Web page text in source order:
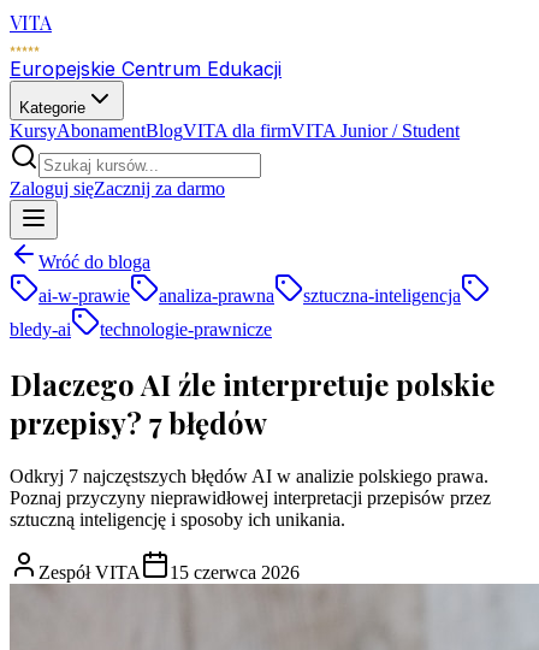
VITA
Europejskie Centrum Edukacji
Kategorie
KursyAbonamentBlogVITA dla firmVITA Junior / Student
Zaloguj sięZacznij za darmo
Wróć do bloga
ai-w-prawie
analiza-prawna
sztuczna-inteligencja
bledy-ai
technologie-prawnicze
Dlaczego AI źle interpretuje polskie
przepisy? 7 błędów
Odkryj 7 najczęstszych błędów AI w analizie polskiego prawa.
Poznaj przyczyny nieprawidłowej interpretacji przepisów przez
sztuczną inteligencję i sposoby ich unikania.
Zespół VITA 15 czerwca 2026